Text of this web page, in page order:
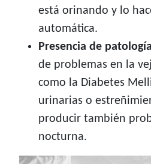
está orinando y lo
automática.
Presencia de
de problemas en la
como la Diabetes
urinarias o
producir también
nocturna.